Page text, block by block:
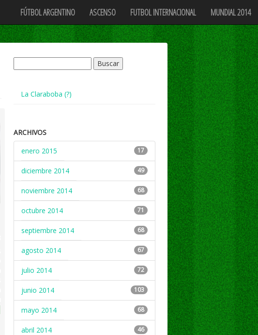
FÚTBOL ARGENTINO ASCENSO FUTBOL INTERNACIONAL MUNDIAL 2014
La Claraboba (?)
ARCHIVOS
enero 2015
17
diciembre 2014 49
noviembre 2014 68
octubre 2014 71
septiembre 2014 68
agosto 2014 67
julio 2014 72
junio 2014 103
mayo 2014 68
abril 2014 46